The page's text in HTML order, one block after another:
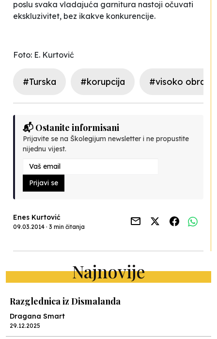
poslu svaka vladajuća garnitura nastoji očuvati
ekskluzivitet, bez ikakve konkurencije.
Foto: E. Kurtović
#Turska #korupcija #visoko
📬 Ostanite informisani
Prijavite se na Školegijum newsletter i ne propustite
nijednu vijest.
Prijavi se
Enes Kurtović
09.03.2014 · 3 min čitanja
Najnovije
Razglednica iz Dismalanda
Dragana Smart
29.12.2025